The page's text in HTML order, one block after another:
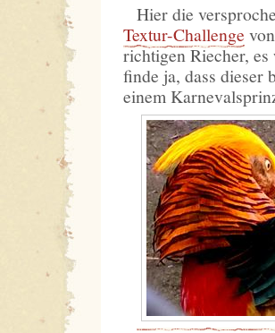
Hier die
Textur-Challenge
richtigen Riecher,
finde ja, dass dieser
einem